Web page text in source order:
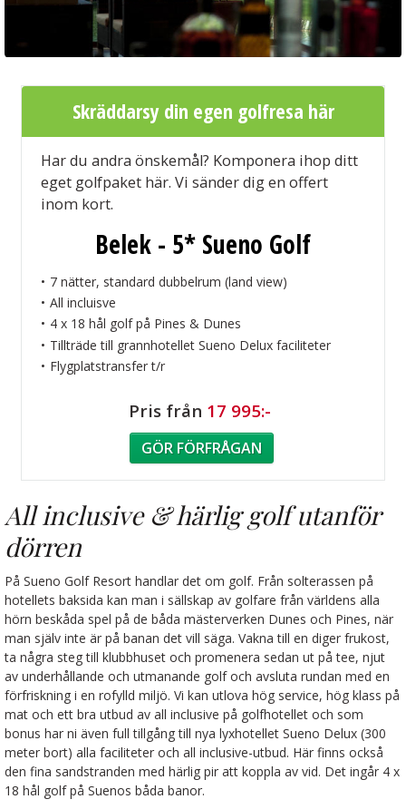
Skräddarsy din egen golfresa här
Har du andra önskemål? Komponera ihop ditt
eget golfpaket här. Vi sänder dig en offert
inom kort.
Belek - 5* Sueno Golf
7 nätter, standard dubbelrum (land view)
All incluisve
4 x 18 hål golf på Pines & Dunes
Tillträde till grannhotellet Sueno Delux faciliteter
Flygplatstransfer t/r
Pris från 17 995:-
GÖR FÖRFRÅGAN
All inclusive & härlig golf utanför
dörren
På Sueno Golf Resort handlar det om golf. Från solterassen på
hotellets baksida kan man i sällskap av golfare från världens alla
hörn beskåda spel på de båda mästerverken Dunes och Pines, när
man själv inte är på banan det vill säga. Vakna till en diger frukost,
ta några steg till klubbhuset och promenera sedan ut på tee, njut
av underhållande och utmanande golf och avsluta rundan med en
förfriskning i en rofylld miljö. Vi kan utlova hög service, hög klass på
mat och ett bra utbud av all inclusive på golfhotellet och som
bonus har ni även full tillgång till nya lyxhotellet Sueno Delux (300
meter bort) alla faciliteter och all inclusive-utbud. Här finns också
den fina sandstranden med härlig pir att koppla av vid. Det ingår 4 x
18 hål golf på Suenos båda banor.